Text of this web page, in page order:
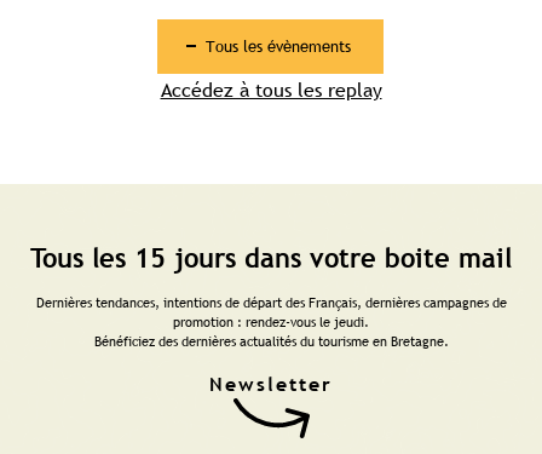
Tous les évènements
Accédez à tous les replay
Tous les 15 jours dans votre boite mail
Dernières tendances, intentions de départ des Français, dernières campagnes de
promotion : rendez-vous le jeudi.
Bénéficiez des dernières actualités du tourisme en Bretagne.